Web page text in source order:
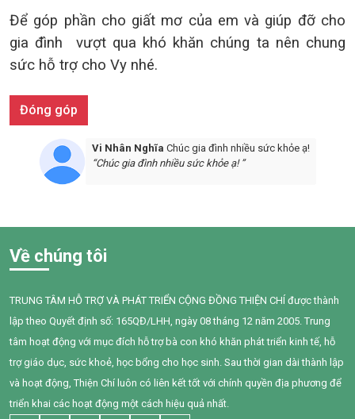
Để góp phần cho giất mơ của em và giúp đỡ cho
gia đình vượt qua khó khăn chúng ta nên chung
sức hỗ trợ cho Vy nhé.
Đóng góp
Vi Nhân Nghĩa Chúc gia đình nhiều sức khỏe ạ!
“Chúc gia đình nhiều sức khỏe ạ! ”
Về chúng tôi
TRUNG TÂM HỖ TRỢ VÀ PHÁT TRIỂN CỘNG ĐỒNG THIỆN CHÍ được thành
lập theo Quyết định số: 165QĐ/LHH, ngày 08 tháng 12 năm 2005. Trung
tâm hoạt động với mục đích hỗ trợ bà con khó khăn phát triển kinh tế, hỗ
trợ giáo dục, sức khoẻ, học bổng cho học sinh. Sau thời gian dài thành lập
và hoạt động, Thiện Chí luôn có liên kết tốt với chính quyền địa phương để
triển khai các hoạt động một cách hiệu quả nhất.